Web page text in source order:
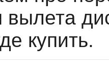
вылета
купить.